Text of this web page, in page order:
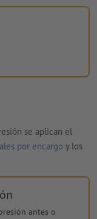
se aplican el
por encargo y los
antes o